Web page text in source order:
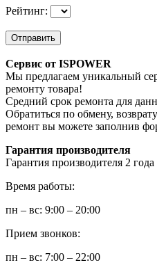
Рейтинг:
Отправить
Сервис от ISPOWER
Мы предлагаем уникальный
ремонту товара!
Средний срок ремонта для
Обратиться по обмену,
ремонт вы можете заполнив
Гарантия производителя
Гарантия производителя 2 года
Время работы:
пн – вс: 9:00 – 20:00
Прием звонков:
пн – вс: 7:00 – 22:00